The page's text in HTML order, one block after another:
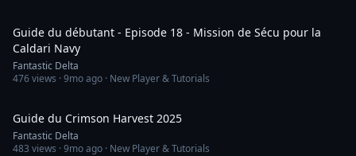
Guide du débutant - Episode 18 - Mission de Sécu pour la
Caldari Navy
Fantastic Delta
476views ·9mo ago · New Player & Tutorials
Guide du Crimson Harvest 2025
Fantastic Delta
483 views ·9mo ago · New Player & Tutorials